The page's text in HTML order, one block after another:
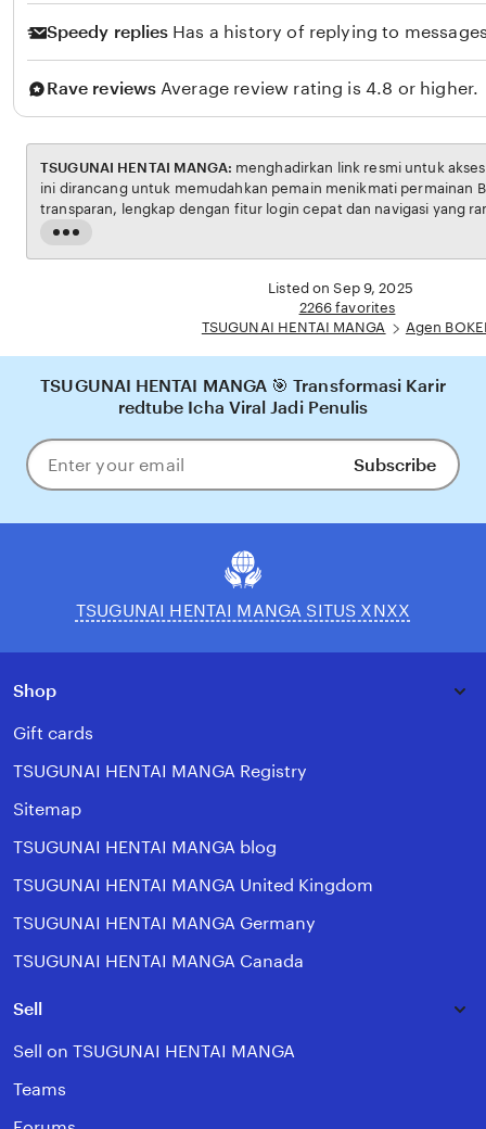
Speedy replies Has a history of replying to
Rave reviews Average review rating is 4.8 or higher.
Read
the
TSUGUNAI HENTAI MANGA:
ini dirancang untuk memudahkan pemain menikmati permainan BOKEP dengan aman dan
transparan, lengkap dengan fitur login cepat dan navigasi yang ramah pengguna. Setiap
transaksi dijamin aman, sementara update hasil dan informasi permainan selalu tersedia
utama bagi pecinta BOKEP online di Indonesia.
Listed on Sep 9, 2025
2266 favorites
TSUGUNAI HENTAI MANGA
Agen
TSUGUNAI HENTAI MANGA 🎯 Transformasi Karir
redtube Icha Viral Jadi Penulis
Enter
your
Subscribe
TSUGUNAI HENTAI MANGA SITUS XNXX
Shop
Gift cards
TSUGUNAI HENTAI MANGA Registry
Sitemap
TSUGUNAI HENTAI MANGA blog
TSUGUNAI HENTAI MANGA United Kingdom
TSUGUNAI HENTAI MANGA Germany
TSUGUNAI HENTAI MANGA Canada
Sell
Sell on TSUGUNAI HENTAI MANGA
Teams